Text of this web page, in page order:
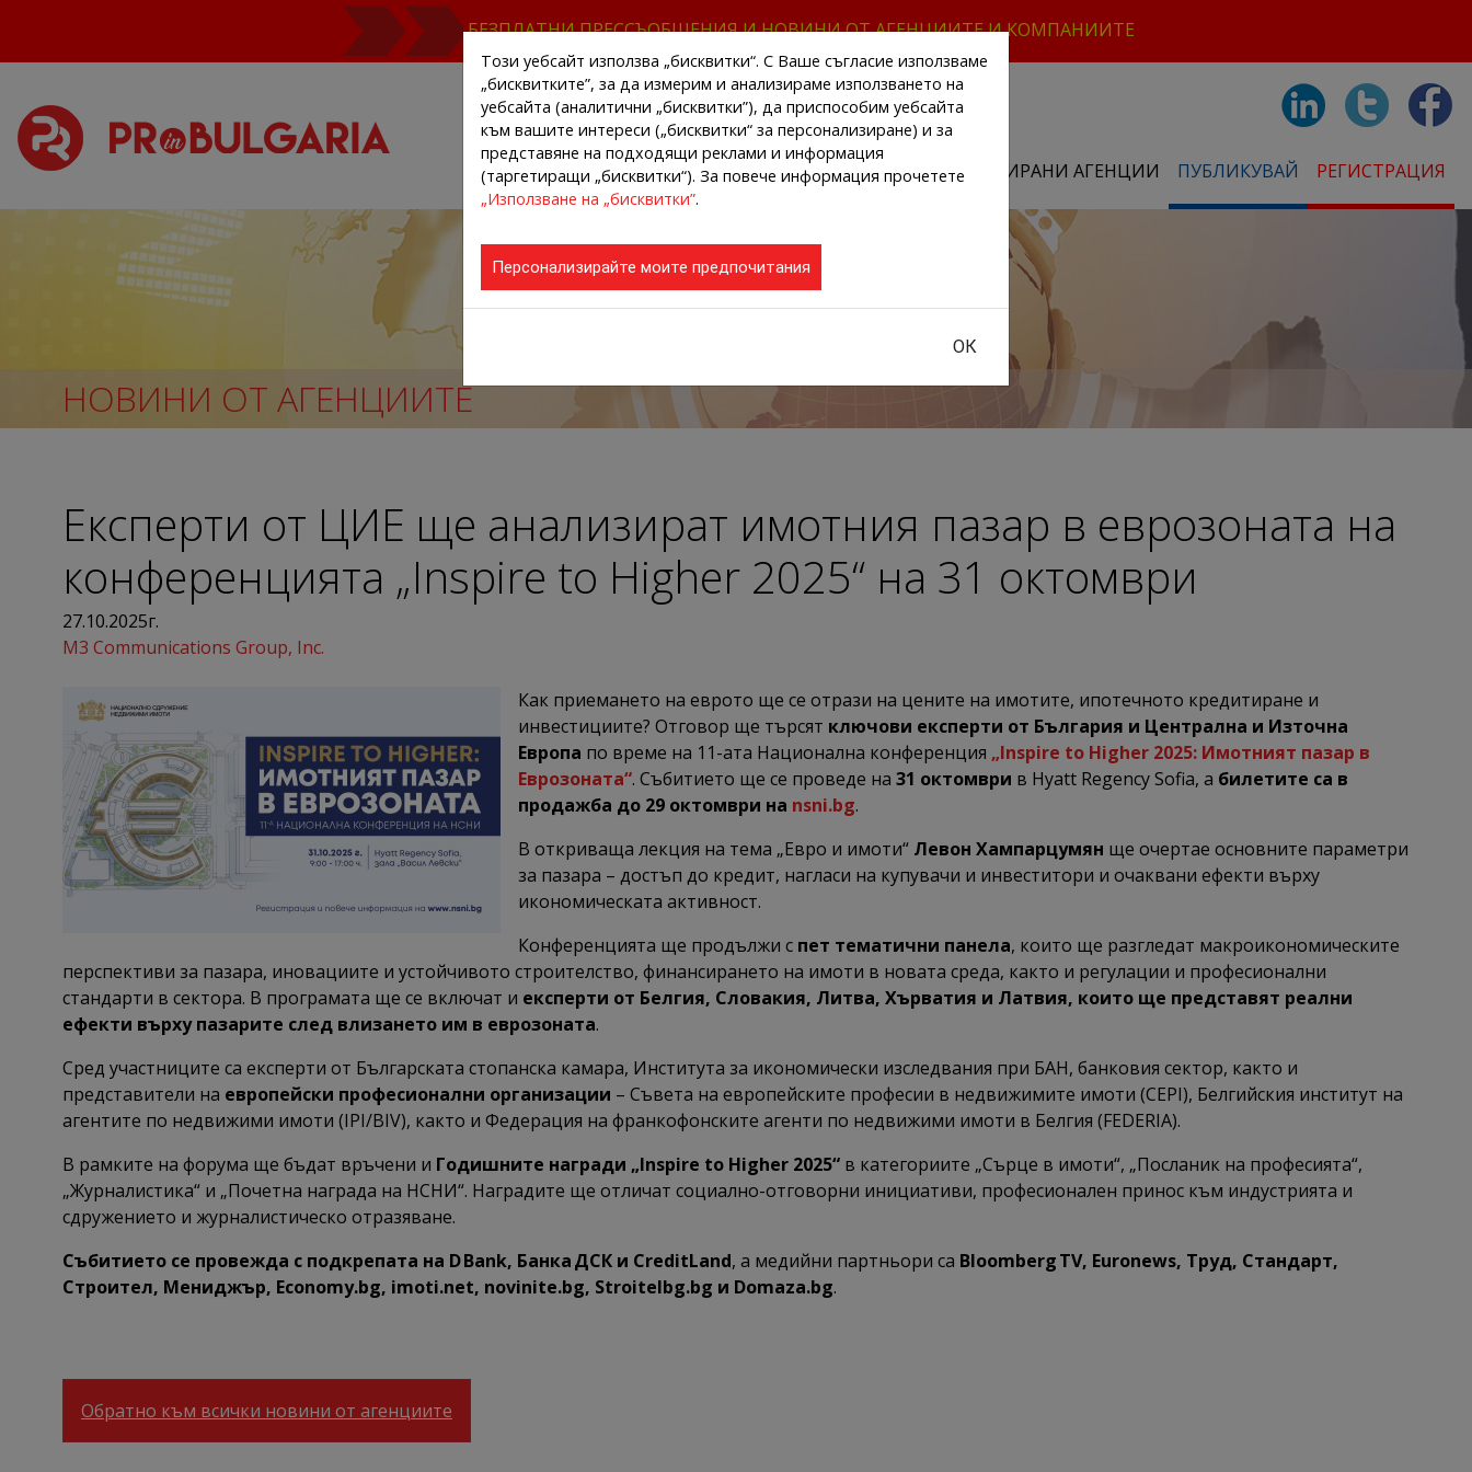
БЕЗПЛАТНИ ПРЕССЪОБЩЕНИЯ И НОВИНИ ОТ АГЕНЦИИТЕ И КОМПАНИИТЕ
НАЧАЛО НОВИНИ ОТ АГЕНЦИИТЕ РЕГИСТРИРАНИ АГЕНЦИИ ПУБЛИКУВАЙ РЕГИСТРАЦИЯ
НОВИНИ ОТ АГЕНЦИИТЕ
Eксперти от ЦИЕ ще анализират имотния пазар в еврозоната на
конференцията „Inspire to Higher 2025“ на 31 октомври
27.10.2025г.
M3 Communications Group, Inc.
Как приемането на еврото ще се отрази на цените на имотите, ипотечното кредитиране и
инвестициите? Отговор ще търсят ключови експерти от България и Централна и Източна
Европа по време на 11-ата Национална конференция „Inspire to Higher 2025: Имотният пазар в
Еврозоната“. Събитието ще се проведе на 31 октомври в Hyatt Regency Sofia, а билетите са в
продажба до 29 октомври на nsni.bg.
В откриваща лекция на тема „Евро и имоти“ Левон Хампарцумян ще очертае основните параметри
за пазара – достъп до кредит, нагласи на купувачи и инвеститори и очаквани ефекти върху
икономическата активност.
Конференцията ще продължи с пет тематични панела, които ще разгледат макроикономическите
перспективи за пазара, иновациите и устойчивото строителство, финансирането на имоти в новата среда, както и регулации и професионални
стандарти в сектора. В програмата ще се включат и експерти от Белгия, Словакия, Литва, Хърватия и Латвия, които ще представят реални
ефекти върху пазарите след влизането им в еврозоната.
Сред участниците са експерти от Българската стопанска камара, Института за икономически изследвания при БАН, банковия сектор, както и
представители на европейски професионални организации – Съвета на европейските професии в недвижимите имоти (CEPI), Белгийския институт на
агентите по недвижими имоти (IPI/BIV), както и Федерация на франкофонските агенти по недвижими имоти в Белгия (FEDERIA).
В рамките на форума ще бъдат връчени и Годишните награди „Inspire to Higher 2025“ в категориите „Сърце в имоти“, „Посланик на професията“,
„Журналистика“ и „Почетна награда на НСНИ“. Наградите ще отличат социално-отговорни инициативи, професионален принос към индустрията и
сдружението и журналистическо отразяване.
Събитието се провежда с подкрепата на D Bank, Банка ДСК и CreditLand, а медийни партньори са Bloomberg TV, Euronews, Труд, Стандарт,
Строител, Мениджър, Economy.bg, imoti.net, novinite.bg, Stroitelbg.bg и Domaza.bg.
Обратно към всички новини от агенциите
Този уебсайт използва „бисквитки“. С Ваше съгласие използваме
„бисквитките”, за да измерим и анализираме използването на
уебсайта (аналитични „бисквитки”), да приспособим уебсайта
към вашите интереси („бисквитки“ за персонализиране) и за
представяне на подходящи реклами и информация
(таргетиращи „бисквитки“). За повече информация прочетете
„Използване на „бисквитки”.
Персонализирайте моите предпочитания
ОК